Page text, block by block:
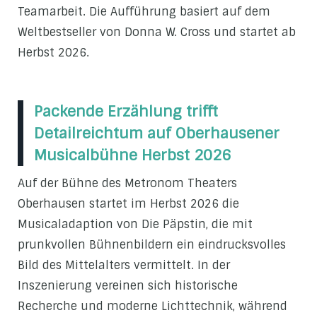
Teamarbeit. Die Aufführung basiert auf dem
Weltbestseller von Donna W. Cross und startet ab
Herbst 2026.
Packende Erzählung trifft
Detailreichtum auf Oberhausener
Musicalbühne Herbst 2026
Auf der Bühne des Metronom Theaters
Oberhausen startet im Herbst 2026 die
Musicaladaption von Die Päpstin, die mit
prunkvollen Bühnenbildern ein eindrucksvolles
Bild des Mittelalters vermittelt. In der
Inszenierung vereinen sich historische
Recherche und moderne Lichttechnik, während